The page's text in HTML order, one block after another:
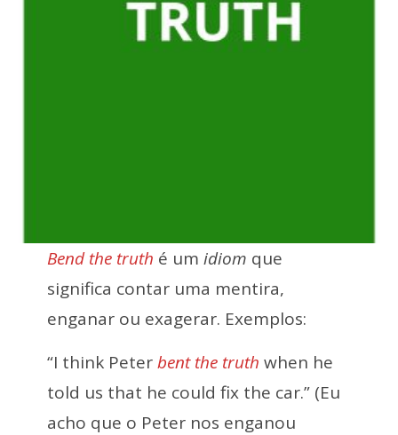
Bend the truth é um idiom que
significa contar uma mentira,
enganar ou exagerar. Exemplos:
“I think Peterbent the truth when he
told us that he could fix the car.” (Eu
acho que o Peter nos enganou